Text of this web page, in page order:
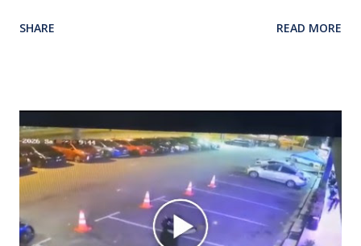
antara seorang lelaki warga asing dengan pemandu Grab
Grab bertindak mempertahankan wanita terbabit sebelum
berlaku pertikaman lidah antara kedua-dua pihak. Video
berkenaan kini tular di media sosial dan mendapat pelbagai
reaksi orang ramai. Antara komen orang awam yang tular di
media sosial mengenai insiden tersebut ialah ramai yang
meluahkan rasa marah terhadap tindakan lelaki berkenaan
SHARE READ MORE